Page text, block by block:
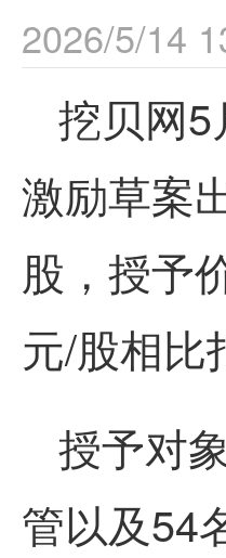
2026/5/14
挖贝网
激励草案
股，授予
元/股相比
授予对
管以及54